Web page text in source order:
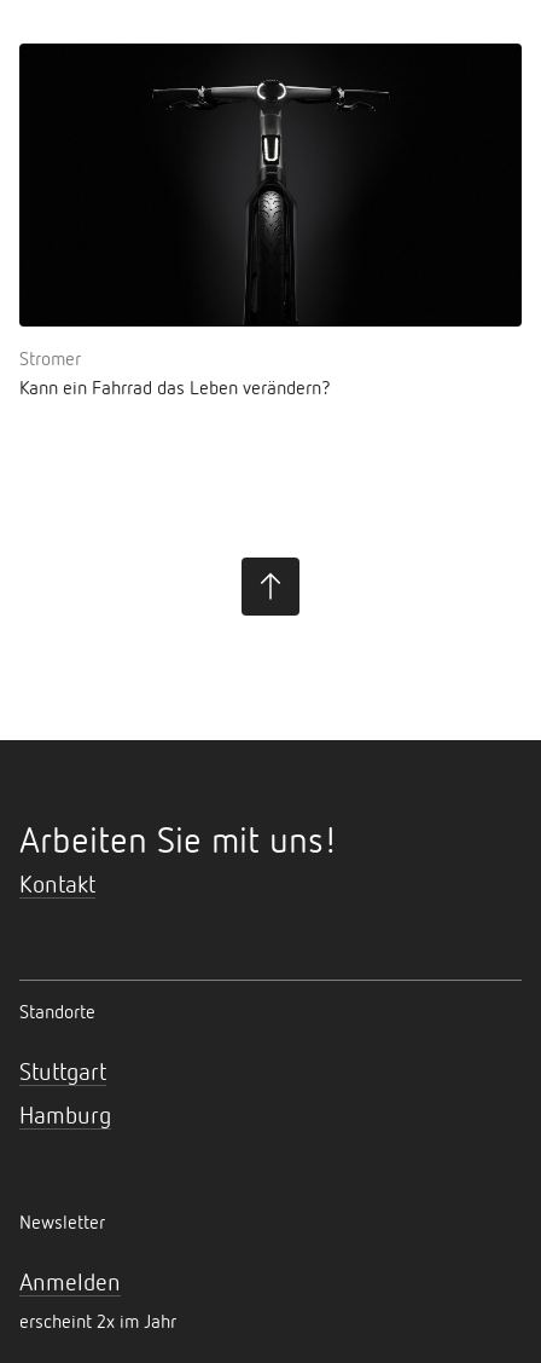
Stromer
Kann ein Fahrrad das Leben verändern?
Arbeiten Sie mit uns!
Kontakt
Standorte
Stuttgart
Hamburg
Newsletter
Anmelden
erscheint 2x im Jahr